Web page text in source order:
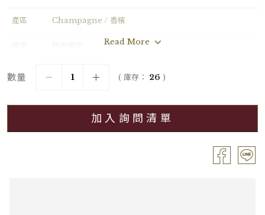
產區 Champagne / 香檳
國家 所有國家
年份
Read More
數量 ( 庫存： 26 )
加入詢問清單